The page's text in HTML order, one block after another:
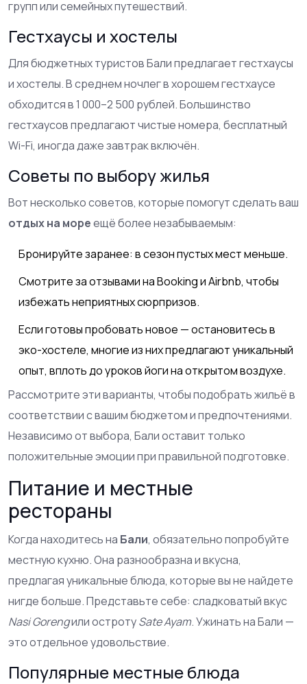
групп или семейных путешествий.
Гестхаусы и хостелы
Для бюджетных туристов Бали предлагает гестхаусы
и хостелы. В среднем ночлег в хорошем гестхаусе
обходится в 1 000–2 500 рублей. Большинство
гестхаусов предлагают чистые номера, бесплатный
Wi-Fi, иногда даже завтрак включён.
Советы по выбору жилья
Вот несколько советов, которые помогут сделать ваш
отдых на мореещё более незабываемым:
Бронируйте заранее: в сезон пустых мест меньше.
Смотрите за отзывами на Booking и Airbnb, чтобы
избежать неприятных сюрпризов.
Если готовы пробовать новое — остановитесь в
эко-хостеле, многие из них предлагают уникальный
опыт, вплоть до уроков йоги на открытом воздухе.
Рассмотрите эти варианты, чтобы подобрать жильё в
соответствии с вашим бюджетом и предпочтениями.
Независимо от выбора, Бали оставит только
положительные эмоции при правильной подготовке.
Питание и местные
рестораны
Когда находитесь на Бали, обязательно попробуйте
местную кухню. Она разнообразна и вкусна,
предлагая уникальные блюда, которые вы не найдете
нигде больше. Представьте себе: сладковатый вкус
Nasi Gorengили остротуSate Ayam. Ужинать на Бали —
это отдельное удовольствие.
Популярные местные блюда